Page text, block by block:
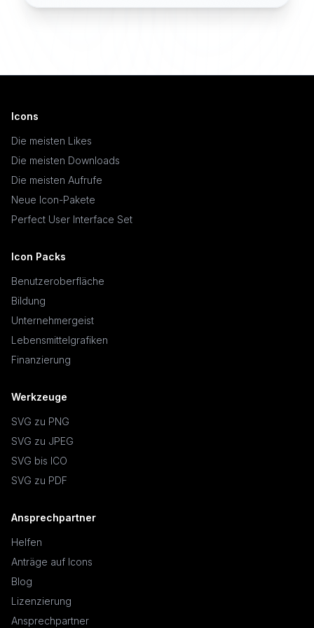
Icons
Die meisten Likes
Die meisten Downloads
Die meisten Aufrufe
Neue Icon-Pakete
Perfect User Interface Set
Icon Packs
Benutzeroberfläche
Bildung
Unternehmergeist
Lebensmittelgrafiken
Finanzierung
Werkzeuge
SVG zu PNG
SVG zu JPEG
SVG bis ICO
SVG zu PDF
Ansprechpartner
Helfen
Anträge auf Icons
Blog
Lizenzierung
Ansprechpartner